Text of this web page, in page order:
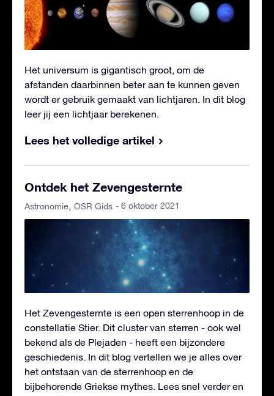
Het universum is gigantisch groot, om de
afstanden daarbinnen beter aan te kunnen geven
wordt er gebruik gemaakt van lichtjaren. In dit blog
leer jij een lichtjaar berekenen.
Lees het volledige artikel
Ontdek het Zevengesternte
Astronomie OSR Gids - 6 oktober 2021
Het Zevengesternte is een open sterrenhoop in de
constellatie Stier. Dit cluster van sterren - ook wel
bekend als de Plejaden - heeft een bijzondere
geschiedenis. In dit blog vertellen we je alles over
het ontstaan van de sterrenhoop en de
bijbehorende Griekse mythes. Lees snel verder en